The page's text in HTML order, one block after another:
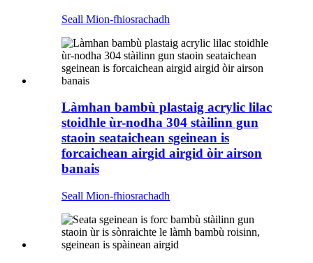
Seall Mion-fhiosrachadh
Làmhan bambù plastaig acrylic lilac
stoidhle ùr-nodha 304 stàilinn gun
staoin seataichean sgeinean is
forcaichean airgid airgid òir airson
banais
Seall Mion-fhiosrachadh